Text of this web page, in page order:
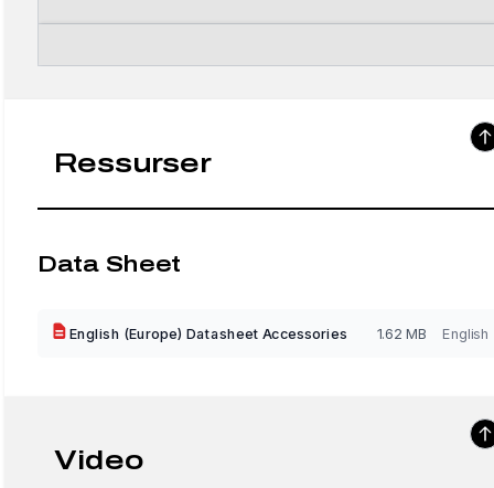
Ressurser
Data Sheet
English (Europe) Datasheet Accessories 1.62 MB English
Video